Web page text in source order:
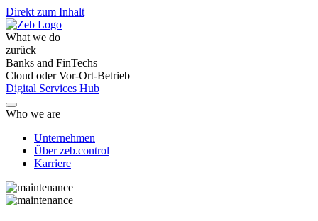
Direkt zum Inhalt
What we do
zurück
Banks and FinTechs
Cloud oder Vor-Ort-Betrieb
Digital Services Hub
Who we are
Unternehmen
Über zeb.control
Karriere